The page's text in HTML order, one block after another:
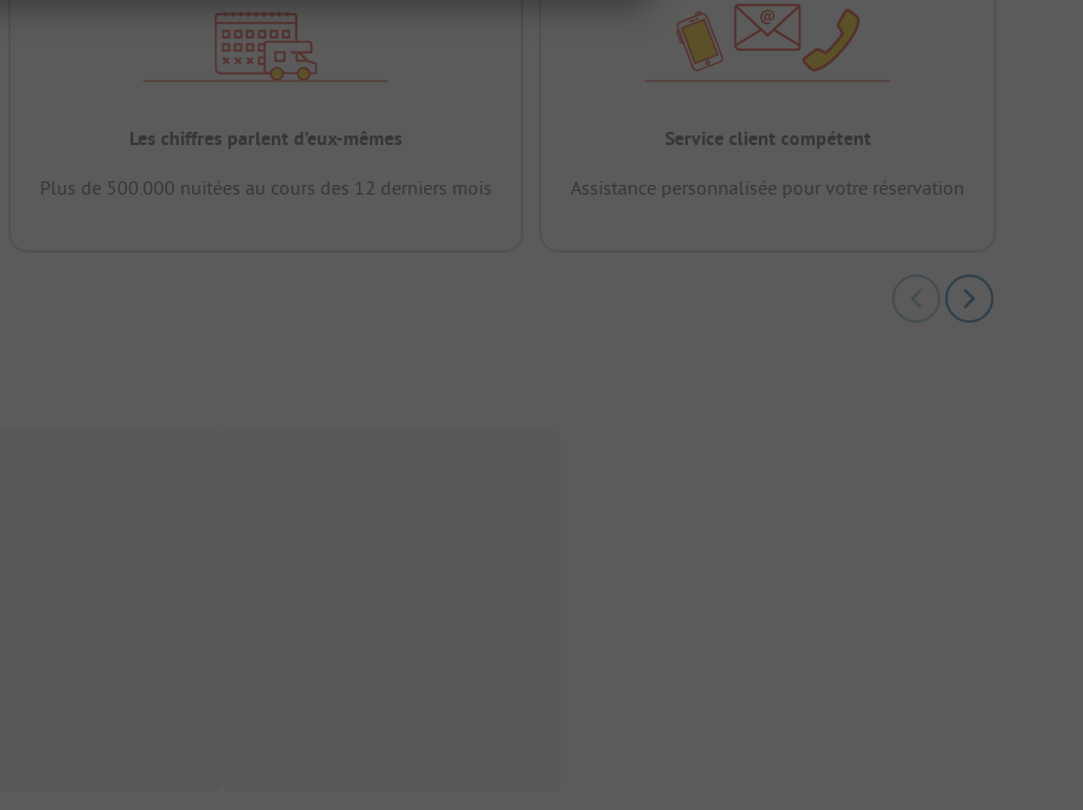
Les chiffres parlent d’eux-mêmes
Plus de 500.000 nuitées au cours des 12 derniers mois
Service client compétent
Assistance personnalisée pour votre réservation